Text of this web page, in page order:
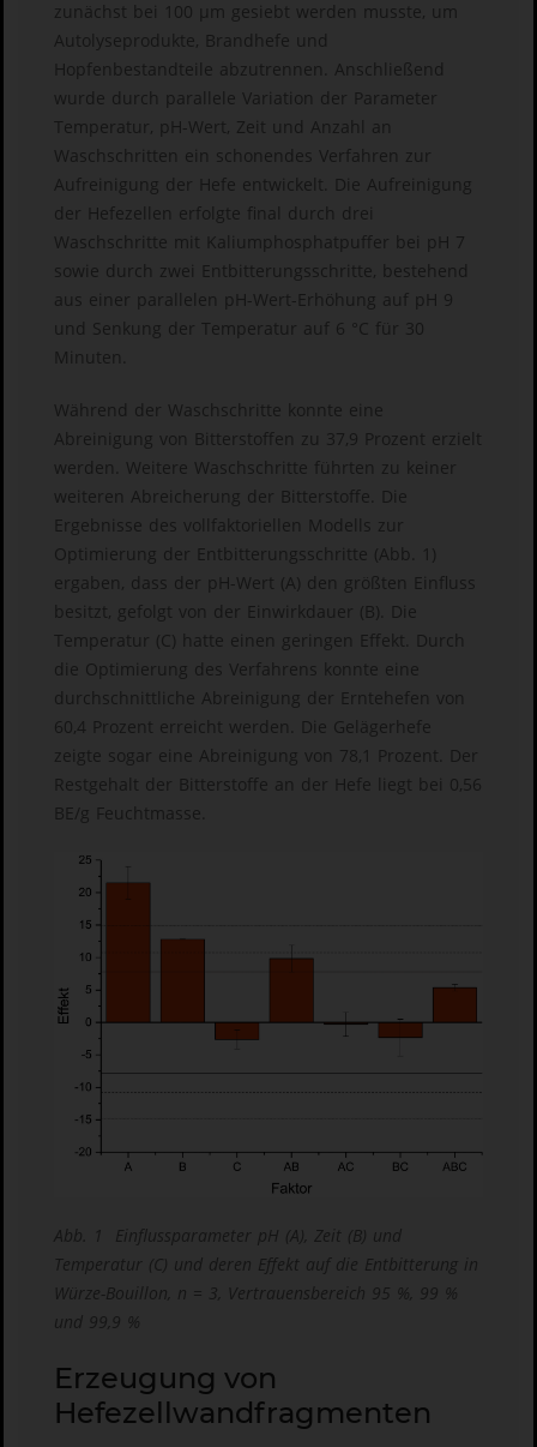
zunächst bei 100 µm gesiebt werden musste, um
Autolyseprodukte, Brandhefe und
Hopfenbestandteile abzutrennen. Anschließend
wurde durch parallele Variation der Parameter
Temperatur, pH-Wert, Zeit und Anzahl an
Waschschritten ein schonendes Verfahren zur
Aufreinigung der Hefe entwickelt. Die Aufreinigung
der Hefezellen erfolgte final durch drei
Waschschritte mit Kaliumphosphatpuffer bei pH 7
sowie durch zwei Entbitterungsschritte, bestehend
aus einer parallelen pH-Wert-Erhöhung auf pH 9
und Senkung der Temperatur auf 6 °C für 30
Minuten.
Während der Waschschritte konnte eine
Abreinigung von Bitterstoffen zu 37,9 Prozent erzielt
werden. Weitere Waschschritte führten zu keiner
weiteren Abreicherung der Bitterstoffe. Die
Ergebnisse des vollfaktoriellen Modells zur
Optimierung der Entbitterungsschritte (Abb. 1)
ergaben, dass der pH-Wert (A) den größten Einfluss
besitzt, gefolgt von der Einwirkdauer (B). Die
Temperatur (C) hatte einen geringen Effekt. Durch
die Optimierung des Verfahrens konnte eine
durchschnittliche Abreinigung der Erntehefen von
60,4 Prozent erreicht werden. Die Gelägerhefe
zeigte sogar eine Abreinigung von 78,1 Prozent. Der
Restgehalt der Bitterstoffe an der Hefe liegt bei 0,56
BE/g Feuchtmasse.
Abb. 1 Einflussparameter pH (A), Zeit (B) und
Temperatur (C) und deren Effekt auf die Entbitterung in
Würze-Bouillon, n = 3, Vertrauensbereich 95 %, 99 %
und 99,9 %
Erzeugung von
Hefezellwandfragmenten